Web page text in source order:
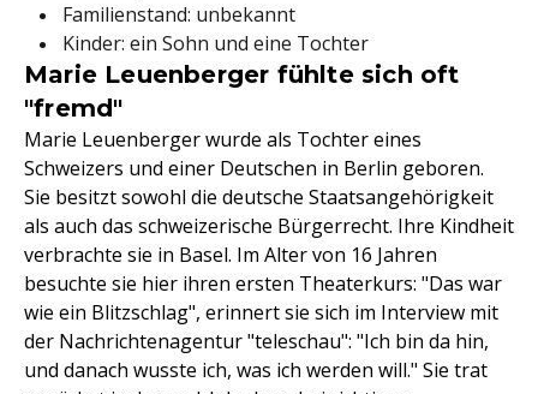
Familienstand: unbekannt
Kinder: ein Sohn und eine Tochter
Marie Leuenberger fühlte sich oft
"fremd"
Marie Leuenberger wurde als Tochter eines
Schweizers und einer Deutschen in Berlin geboren.
Sie besitzt sowohl die deutsche Staatsangehörigkeit
als auch das schweizerische Bürgerrecht. Ihre Kindheit
verbrachte sie in Basel. Im Alter von 16 Jahren
besuchte sie hier ihren ersten Theaterkurs: "Das war
wie ein Blitzschlag", erinnert sie sich im Interview mit
der Nachrichtenagentur "teleschau": "Ich bin da hin,
und danach wusste ich, was ich werden will." Sie trat